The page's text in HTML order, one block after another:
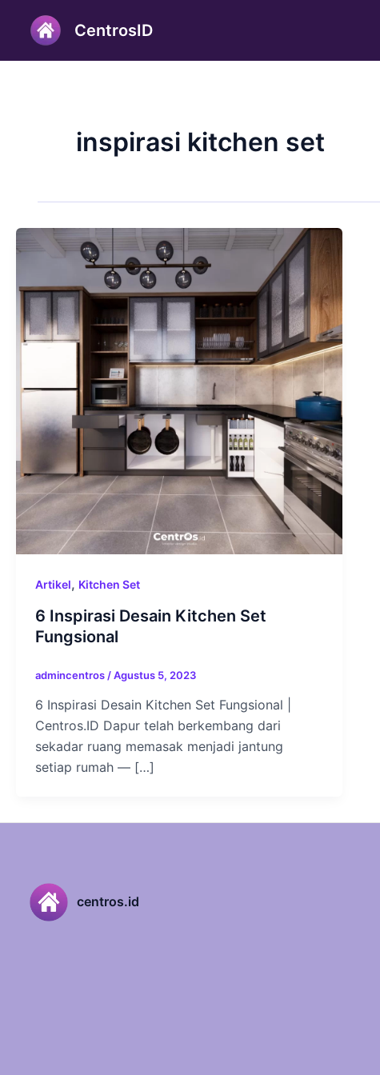
CentrosID
inspirasi kitchen set
Artikel, Kitchen Set
6 Inspirasi Desain Kitchen Set
Fungsional
admincentros /Agustus 5, 2023
6 Inspirasi Desain Kitchen Set Fungsional |
Centros.ID Dapur telah berkembang dari
sekadar ruang memasak menjadi jantung
setiap rumah — […]
centros.id